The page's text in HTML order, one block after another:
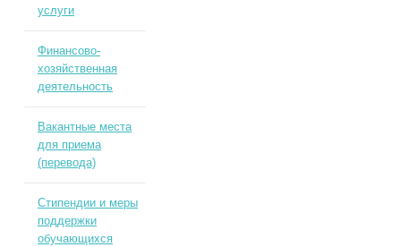
услуги
Финансово-
хозяйственная
деятельность
Вакантные места
для приема
(перевода)
Стипендии и меры
поддержки
обучающихся